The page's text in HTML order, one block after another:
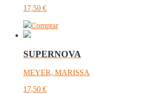
17,50 €
Comprar
SUPERNOVA
MEYER, MARISSA
17,50 €